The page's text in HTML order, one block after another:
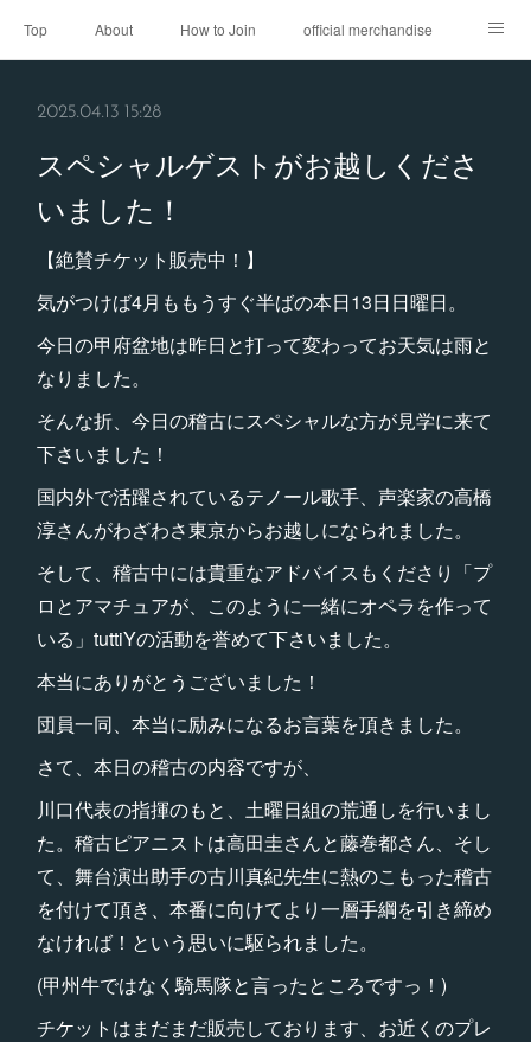
Top About How to Join official merchandise
2025.04.13 15:28
スペシャルゲストがお越しくださ
いました！
【絶賛チケット販売中！】
気がつけば4月ももうすぐ半ばの本日13日日曜日。
今日の甲府盆地は昨日と打って変わってお天気は雨と
なりました。
そんな折、今日の稽古にスペシャルな方が見学に来て
下さいました！
国内外で活躍されているテノール歌手、声楽家の高橋
淳さんがわざわさ東京からお越しになられました。
そして、稽古中には貴重なアドバイスもくださり「プ
ロとアマチュアが、このように一緒にオペラを作って
いる」tuttiYの活動を誉めて下さいました。
本当にありがとうございました！
団員一同、本当に励みになるお言葉を頂きました。
さて、本日の稽古の内容ですが、
川口代表の指揮のもと、土曜日組の荒通しを行いまし
た。稽古ピアニストは高田圭さんと藤巻都さん、そし
て、舞台演出助手の古川真紀先生に熱のこもった稽古
を付けて頂き、本番に向けてより一層手綱を引き締め
なければ！という思いに駆られました。
(甲州牛ではなく騎馬隊と言ったところですっ！)
チケットはまだまだ販売しております、お近くのプレ